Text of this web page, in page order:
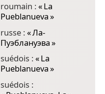
roumain :«La
Pueblanueva»
russe :«Ла-
Пуэблануэва»
suédois :«La
Pueblanueva»
suédois :